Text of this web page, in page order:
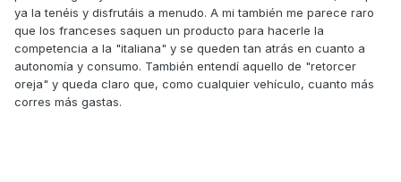
ya la tenéis y disfrutáis a menudo. A mi también me parece raro
que los franceses saquen un producto para hacerle la
competencia a la "italiana" y se queden tan atrás en cuanto a
autonomía y consumo. También entendí aquello de "retorcer
oreja" y queda claro que, como cualquier vehículo, cuanto más
corres más gastas.